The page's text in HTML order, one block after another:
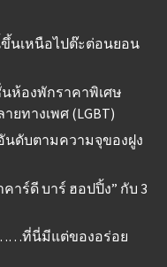
นเหนือไปต๊ะต่อนยอน
นห้องพักราคาพิเศษ
ทางเพศ (LGBT)
ดับตามความจุของฝูง
าร์ดี บาร์ ฮอปปิ้ง” กับ 3
ที่นี่มีแต่ของอร่อย